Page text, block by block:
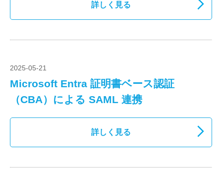
詳しく見る
2025-05-21
Microsoft Entra 証明書ベース認証
（CBA）による SAML 連携
詳しく見る